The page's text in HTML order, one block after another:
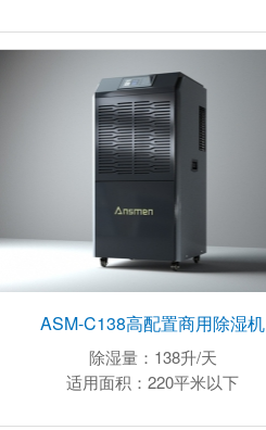
ASM-C138高配置商用除湿机
除湿量：138升/天
适用面积：220平米以下